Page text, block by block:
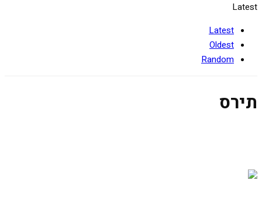
Latest
Latest
Oldest
Random
תירס